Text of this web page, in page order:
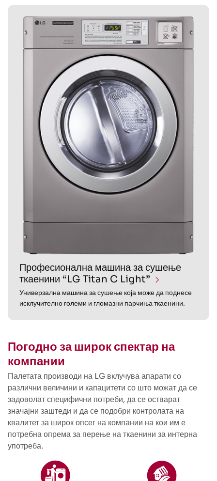
Професионална машина за сушење
ткаенини “LG Titan C Light”
Универзална машина за сушење која може да поднесе
исклучително големи и гломазни парчиња ткаенини.
Погодно за широк спектар на
компании
Палетата производи на LG вклучува апарати со
различни величини и капацитети со што можат да се
задоволат специфични потреби, да се остварат
значајни заштеди и да се подобри контролата на
квалитет за широк опсег на компании на кои им е
потребна опрема за перење на ткаенини за интерна
употреба.